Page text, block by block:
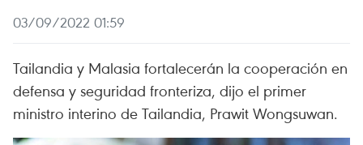
03/09/2022 01:59
Tailandia y Malasia fortalecerán la cooperación en
defensa y seguridad fronteriza, dijo el primer
ministro interino de Tailandia, Prawit Wongsuwan.